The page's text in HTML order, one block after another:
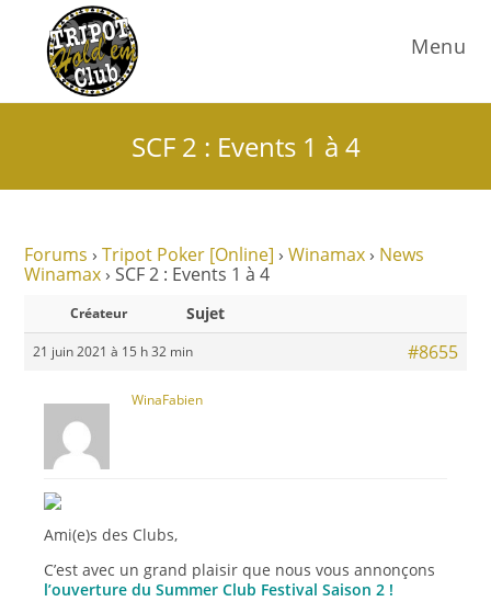
Menu
SCF 2 : Events 1 à 4
Forums › Tripot Poker [Online] › Winamax › News
Winamax › SCF 2 : Events 1 à 4
Créateur Sujet
21 juin 2021 à 15 h 32 min #8655
WinaFabien
Ami(e)s des Clubs,
C’est avec un grand plaisir que nous vous annonçons
l’ouverture du Summer Club Festival Saison 2 !